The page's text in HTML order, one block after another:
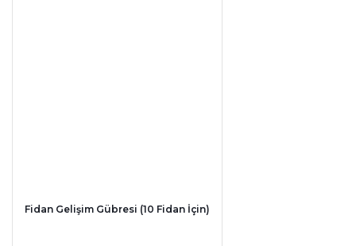
Fidan Gelişim Gübresi (10 Fidan İçin)